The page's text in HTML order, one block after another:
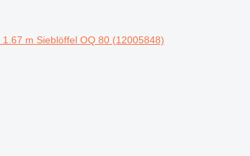
1.67 m Sieblöffel OQ 80 (12005848)